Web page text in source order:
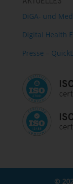
AKTUELLES
DiGA- und
Digital Health
Presse –
©